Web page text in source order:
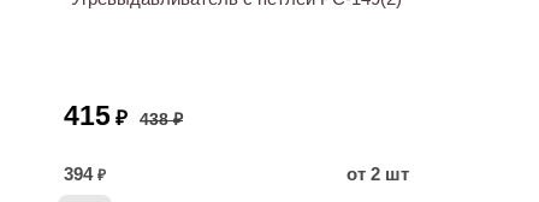
415 ₽ 438 ₽
394 ₽
от 2 шт